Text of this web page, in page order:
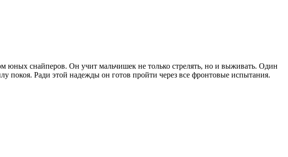
юных снайперов. Он учит мальчишек не только стрелять, но и выживать. Один
покоя. Ради этой надежды он готов пройти через все фронтовые испытания.